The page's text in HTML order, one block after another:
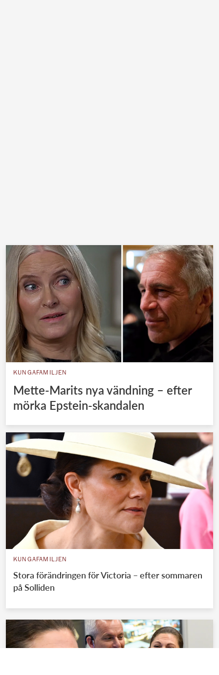
KUNGAFAMILJEN
Mette-Marits nya vändning – efter
mörka Epstein-skandalen
KUNGAFAMILJEN
Stora förändringen för Victoria – efter sommaren
på Solliden